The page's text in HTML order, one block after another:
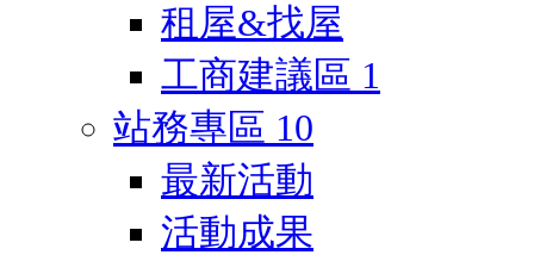
租屋&找屋
工商建議區 1
站務專區 10
最新活動
活動成果